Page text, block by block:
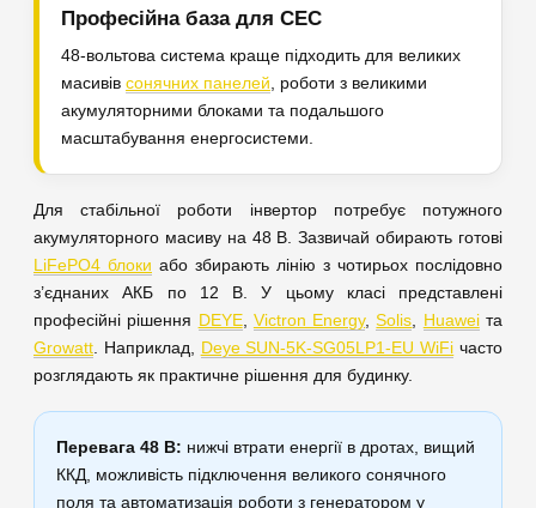
Професійна база для СЕС
48-вольтова система краще підходить для великих
масивів сонячних панелей , роботи з великими
акумуляторними блоками та подальшого
масштабування енергосистеми.
Для стабільної роботи інвертор потребує потужного
акумуляторного масиву на 48 В. Зазвичай обирають готові
LiFePO4 блоки або збирають лінію з чотирьох послідовно
з’єднаних АКБ по 12 В. У цьому класі представлені
професійні рішення DEYE, Victron Energy,Solis Huaweiта
Growatt . Наприклад, Deye SUN-5K-SG05LP1-EU WiFi часто
розглядають як практичне рішення для будинку.
Перевага 48 В: нижчі втрати енергії в дротах, вищий
ККД, можливість підключення великого сонячного
поля та автоматизація роботи з генератором у